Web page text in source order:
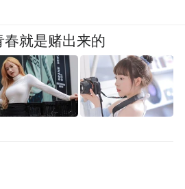
就是赌出来的